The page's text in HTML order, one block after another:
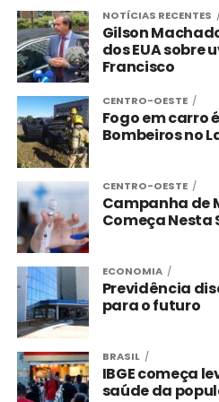
NOTÍCIAS RECENTES
Gilson
dos EUA sobre
Francisco
CENTRO-OESTE
Fogo em carro
Bombeiros no
CENTRO-OESTE
Campanha de
Começa Nesta
ECONOMIA
Previdência
para o futuro
BRASIL
IBGE começa
saúde da